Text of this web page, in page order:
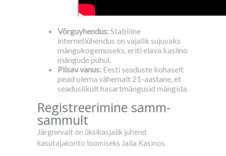
Võrguyhendus:Stabiilne
internetiühendus on vajalik sujuvaks
mängukogemuseks, eriti elava kasiino
mängude puhul.
Piisav vanus: Eesti seaduste kohaselt
pead olema vähemalt 21-aastane, et
seaduslikult hasartmängusid mängida.
Registreerimine samm-
sammult
Järgnevalt on üksikasjalik juhend
kasutajakonto loomiseks Jalla Kasinos.